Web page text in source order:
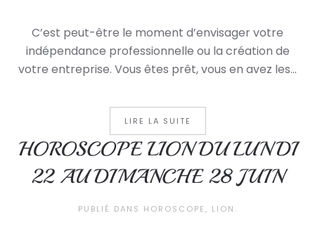
C’est peut-être le moment d’envisager votre
indépendance professionnelle ou la création de
votre entreprise. Vous êtes prêt, vous en avez les...
LIRE LA SUITE
HOROSCOPE LION DU LUNDI
22 AU DIMANCHE 28 JUIN
PUBLIÉ DANS HOROSCOPE, LION .